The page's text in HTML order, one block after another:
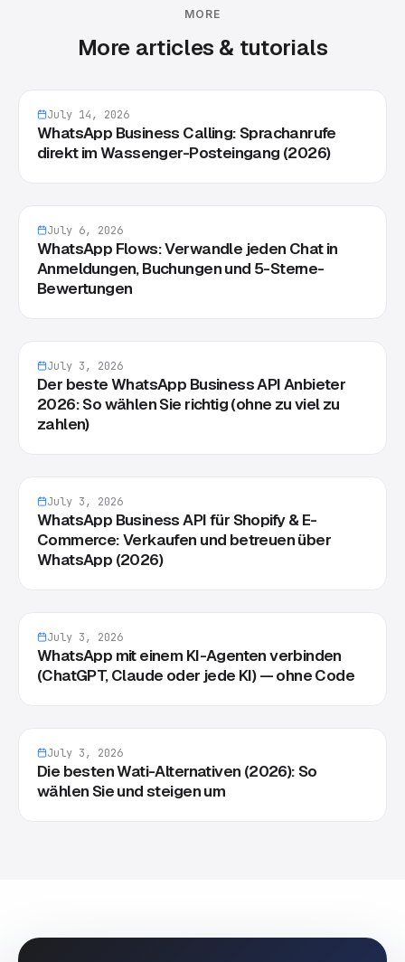
MORE
More articles & tutorials
July 14, 2026
WhatsApp Business Calling: Sprachanrufe
direkt im Wassenger-Posteingang (2026)
July 6, 2026
WhatsApp Flows: Verwandle jeden Chat in
Anmeldungen, Buchungen und 5-Sterne-
Bewertungen
July 3, 2026
Der beste WhatsApp Business API Anbieter
2026: So wählen Sie richtig (ohne zu viel zu
zahlen)
July 3, 2026
WhatsApp Business API für Shopify & E-
Commerce: Verkaufen und betreuen über
WhatsApp (2026)
July 3, 2026
WhatsApp mit einem KI-Agenten verbinden
(ChatGPT, Claude oder jede KI) — ohne Code
July 3, 2026
Die besten Wati-Alternativen (2026): So
wählen Sie und steigen um